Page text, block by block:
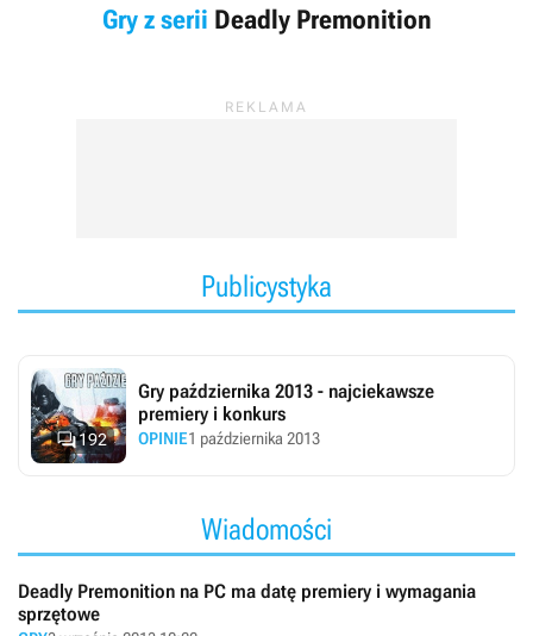
Gry z serii Deadly Premonition
Publicystyka
192
Gry października 2013 - najciekawsze
premiery i konkurs
OPINIE1 października 2013
Wiadomości
Deadly Premonition na PC ma datę premiery i wymagania
sprzętowe